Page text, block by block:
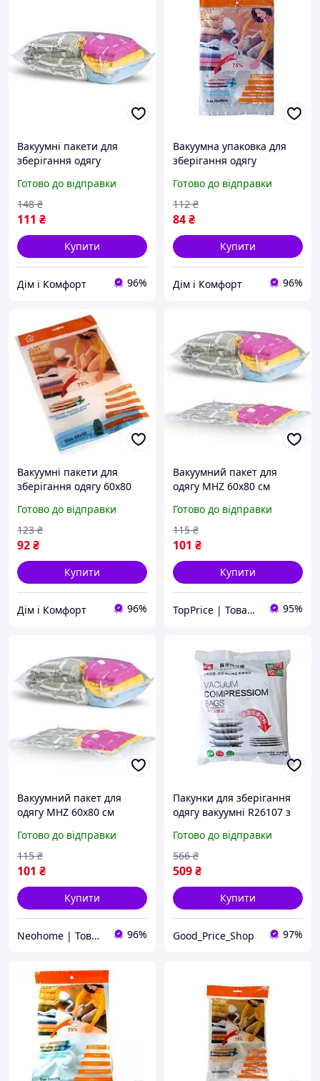
Вакуумні пакети для
зберігання одягу
Готово до відправки
111 ₴
148 ₴
Купити
Дім і Комфорт 96%
Вакуумна упаковка для
зберігання одягу
продажу!
Готово до відправки
84₴
112 ₴
Купити
Дім і Комфорт 96%
Вакуумні пакети для
зберігання одягу 60х80
Готово до відправки
92₴
123 ₴
Купити
Дім і Комфорт 96%
Вакуумний пакет для
одягу MHZ 60х80 см
Готово до відправки
101 ₴
115 ₴
Купити
TopPrice | Товари за ТОП-ціною 95%
Вакуумний пакет для
одягу MHZ 60х80 см
Готово до відправки
101 ₴
115 ₴
Купити
Neohome | Товари для дому та дачі 96%
Пакунки для зберігання
одягу вакуумні R26107 з
Готово до відправки
509₴
566 ₴
Купити
Good_Price_Shop 97%